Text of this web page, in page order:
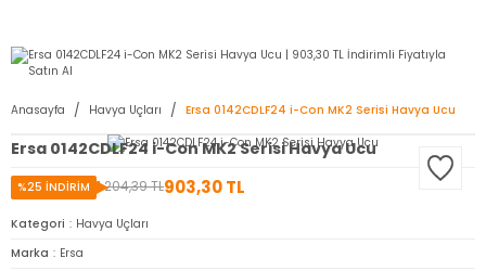
Anasayfa Havya Uçları Ersa 0142CDLF24 i-Con MK2 Serisi Havya Ucu
Ersa 0142CDLF24 i-Con MK2 Serisi Havya Ucu
1.204,39 TL903,30 TL
%25 İNDİRİM
Kategori
Havya Uçları
Marka
Ersa